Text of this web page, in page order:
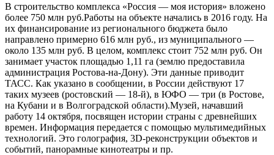
В строительство комплекса «Россия — моя история» вложено
более 750 млн руб.Работы на объекте начались в 2016 году. На
их финансирование из регионального бюджета было
направлено примерно 616 млн руб., из муниципального —
около 135 млн руб. В целом, комплекс стоит 752 млн руб. Он
занимает участок площадью 1,11 га (землю предоставила
администрация Ростова-на-Дону). Эти данные приводит
ТАСС. Как указано в сообщении, в России действуют 17
таких музеев (ростовский — 18-й), в ЮФО — три (в Ростове,
на Кубани и в Волгоградской области).Музей, начавший
работу 14 октября, посвящен истории страны с древнейших
времен. Информация передается с помощью мультимедийных
технологий. Это голография, 3D-реконструкции объектов и
событий, панорамные кинотеатры и пр.